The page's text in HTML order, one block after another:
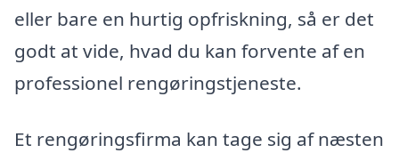
eller bare en hurtig opfriskning, så er det
godt at vide, hvad du kan forvente af en
professionel rengøringstjeneste.
Et rengøringsfirma kan tage sig af næsten